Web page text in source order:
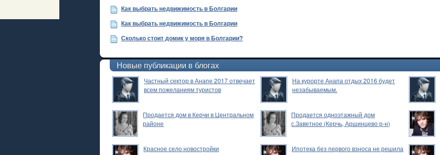
Как выбрать недвижимость в Болгарии
Как выбрать недвижимость в Болгарии
Сколько стоит домик у моря в Болгарии?
Новые публикации в блогах
Частный сектор в Анапе 2017 отвечает
всем пожеланиям туристов
На курорте Анапа отдых 2016 будет
незабываемым.
Продается дом в Керчи в Центральном
районе
Продается одноэтажный дом
с.Заветное (Керчь, Аршинцево р-н)
Красное село новостройки
Ипотека без первого взноса не решила